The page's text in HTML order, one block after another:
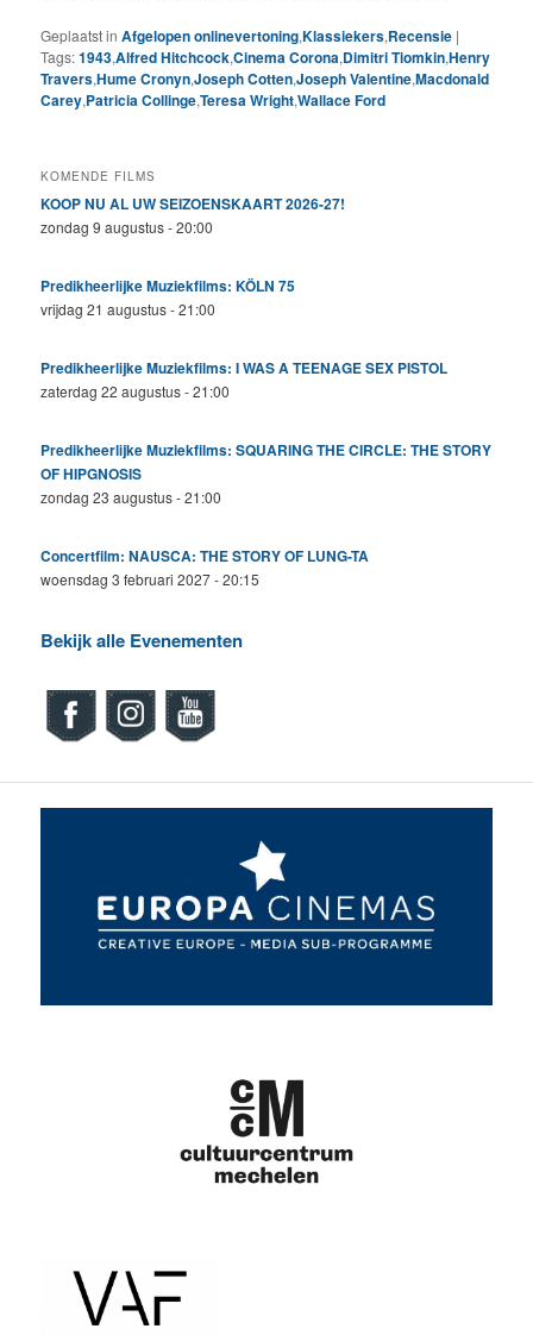
Geplaatst in Afgelopen onlinevertoning,Klassiekers,Recensie |
Tags:1943,Alfred Hitchcock,Cinema Corona,Dimitri Tiomkin,Henry
Travers,Hume Cronyn,Joseph Cotten,Joseph Valentine,Macdonald
Carey,Patricia Collinge,Teresa Wright,Wallace Ford
KOMENDE FILMS
KOOP NU AL UW SEIZOENSKAART 2026-27!
zondag 9 augustus - 20:00
Predikheerlijke Muziekfilms: KÖLN 75
vrijdag 21 augustus - 21:00
Predikheerlijke Muziekfilms: I WAS A TEENAGE SEX PISTOL
zaterdag 22 augustus - 21:00
Predikheerlijke Muziekfilms: SQUARING THE CIRCLE: THE STORY
OF HIPGNOSIS
zondag 23 augustus - 21:00
Concertfilm: NAUSCA: THE STORY OF LUNG-TA
woensdag 3 februari 2027 - 20:15
Bekijk alle Evenementen